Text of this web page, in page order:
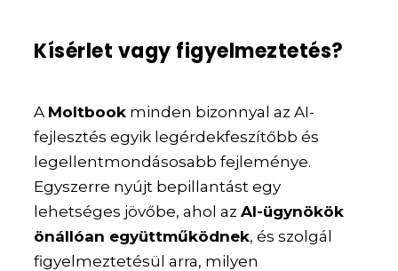
Kísérlet vagy figyelmeztetés?
A Moltbook minden bizonnyal az AI-
fejlesztés egyik legérdekfeszítőbb és
legellentmondásosabb fejleménye.
Egyszerre nyújt bepillantást egy
lehetséges jövőbe, ahol azAI-ügynökök
önállóan együttműködnek, és szolgál
figyelmeztetésül arra, milyen